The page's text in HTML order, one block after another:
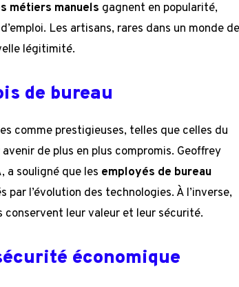
métiers manuels gagnent en popularité,
Les artisans, rares dans un monde
légitimité.
de bureau
comme prestigieuses, telles que celles du
de plus en plus compromis. Geoffrey
a souligné que les employés de bureau
l’évolution des technologies. À l’inverse,
leur valeur et leur sécurité.
économique